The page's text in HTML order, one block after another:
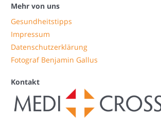
Mehr von uns
Gesundheitstipps
Impressum
Datenschutzerklärung
Fotograf Benjamin Gallus
Kontakt